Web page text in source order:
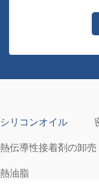
シリコンオイル
熱伝導性接着剤の卸売
熱油脂